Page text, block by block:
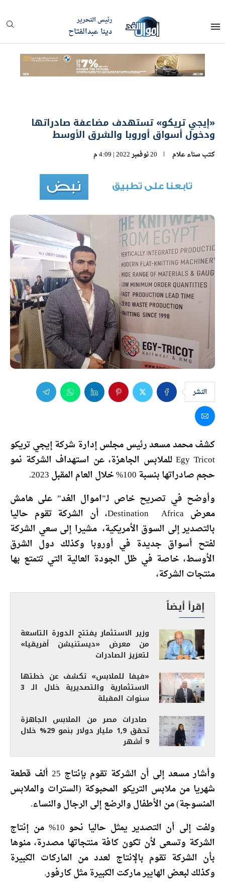
رئيس التحرير
دينا عبدالفتاح
«إيجي تريكو» تستهدف مضاعفة صادراتها
ودخول أسواق أوروبا والشرق الأوسط
كتب سناء علام 20 نوفمبر 2022 | 4:09 م
النشر
كشف محمد مسعد رئيس مجلس إدارة شركة إيجي تريكو
Egy Tricot للملابس الجاهزة، عن استهداف الشركة نمو
حجم صادراتها بنسبة 100% خلال العام المقبل 2023.
وأوضح في تصريح خاص لـ”اموال الغد” على هامش
معرض Destination Africa، أن الشركة تقوم حاليا
بالتصدير إلى السوق الأمريكية، مشيرا إلى سعي الشركة
لفتح أسواق جديدة في أوروبا وكذلك دول الشرق
الأوسط، خاصة في ظل الجودة العالية التي تتمتع بها
منتجات الشركة،
إقرأ أيضاً
وزير الاستثمار يفتتح الدورة التاسعة
من معرض «ديستنيشن أفريقيا»
لتعزيز الصادرات
«فيفا للملابس» تكشف عن خطتها
الاستثمارية والتصديرية خلال الـ 3
سنوات المقبلة
صادرات مصر من الملابس الجاهزة
تحقق 1,9 مليار دولار بنمو 29% خلال
9 أشهر
وأشار مسعد إلى أن الشركة تقوم بإنتاج 25 ألف قطعة
شهريا من ملابس التريكو المحبوكة (السترات والملابس
المنسوجة) من الأطفال والرضع إلى الرجال والنساء.
ولفت إلى أن التصدير يمثل حاليا نحو 10% من إنتاج
الشركة وتسعى لأن تكون كافة منتجاتها مصدرة، منوها
بأن الشركة تقوم بالإنتاج لعدد من الماركات الكبيرة
وكذلك لبعض الهايبر ماركت الكبيرة مثل كارفور.